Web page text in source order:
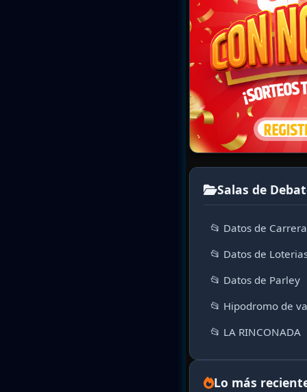
Salas de
📂 Datos de
📂 Datos de
📂 Datos de Parley
📂 Hipodromo de
📂 LA RINCONADA
Lo más